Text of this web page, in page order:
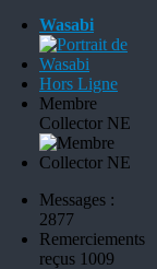
Wasabi
Hors Ligne
Membre
Collector NE
Messages :
2877
Remerciements
reçus 1009